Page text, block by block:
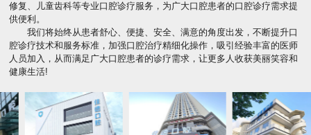
修复、儿童齿科等专业口腔诊疗服务，为广大口腔患者的口腔诊疗需求提
供便利。
我们将始终从患者舒心、便捷、安全、满意的角度出发，不断提升口
腔诊疗技术和服务标准，加强口腔治疗精细化操作，吸引经验丰富的医师
人员加入，从而满足广大口腔患者的诊疗需求，让更多人收获美丽笑容和
健康生活!